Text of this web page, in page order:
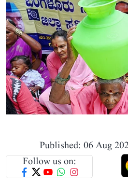
Published: 06 Aug
Follow us on: